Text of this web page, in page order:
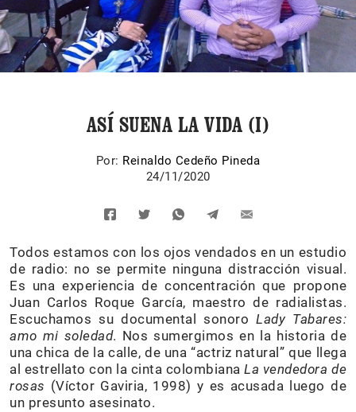
ASÍ SUENA LA VIDA (I)
Por: Reinaldo Cedeño Pineda
24/11/2020
Todos estamos con los ojos vendados en un estudio
de radio: no se permite ninguna distracción visual.
Es una experiencia de concentración que propone
Juan Carlos Roque García, maestro de radialistas.
Escuchamos su documental sonoro Lady Tabares:
amo mi soledad. Nos sumergimos en la historia de
una chica de la calle, de una “actriz natural” que llega
al estrellato con la cinta colombianaLa vendedora de
rosas (Víctor Gaviria, 1998) y es acusada luego de
un presunto asesinato.